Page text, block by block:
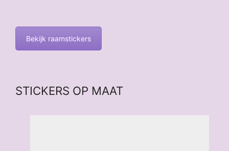
Bekijk raamstickers
STICKERS OP MAAT